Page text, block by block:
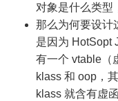
对象是什么类型
那么为何要设计
是因为 HotSopt
有一个 vtable（
klass 和 oop，
klass 就含有虚